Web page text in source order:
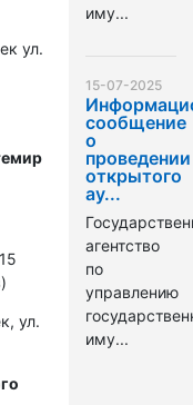
ул.
ул.
иму...
15-07-2025
сообщение
о
проведении
открытого
ау...
агентство
по
управлению
иму...